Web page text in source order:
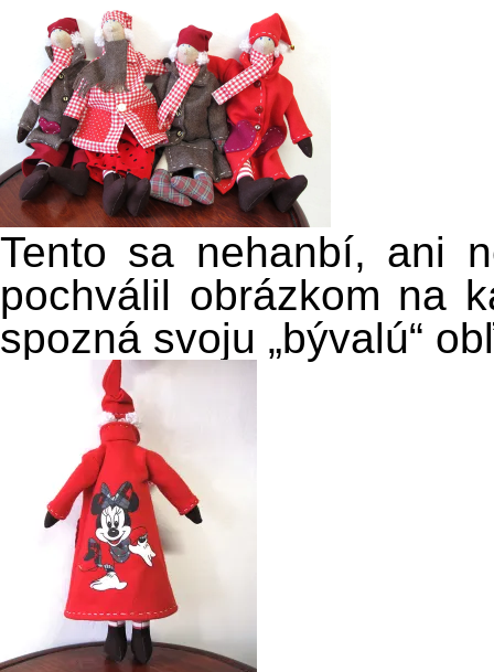
Tento sa nehanbí, ani
pochválil obrázkom na
spozná svoju „bývalú“